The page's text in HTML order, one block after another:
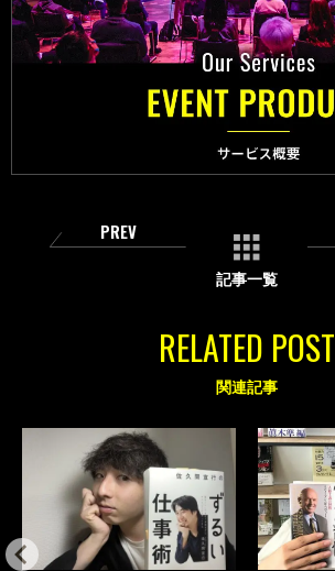
PREV
記事一覧
RELATED POST
関連記事